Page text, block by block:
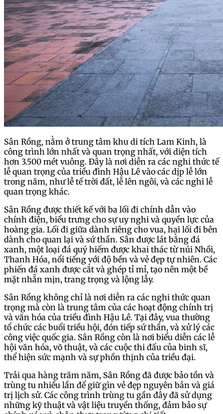
Sân Rồng, nằm ở trung tâm khu di tích Lam Kinh, là
công trình lớn nhất và quan trọng nhất, với diện tích
hơn 3.500 mét vuông. Đây là nơi diễn ra các nghi thức tế
lễ quan trọng của triều đình Hậu Lê vào các dịp lễ lớn
trong năm, như lễ tế trời đất, lễ lên ngôi, và các nghi lễ
quan trọng khác.
Sân Rồng được thiết kế với ba lối đi chính dẫn vào
chính điện, biểu trưng cho sự uy nghi và quyền lực của
hoàng gia. Lối đi giữa dành riêng cho vua, hai lối đi bên
dành cho quan lại và sứ thần. Sân được lát bằng đá
xanh, một loại đá quý hiếm được khai thác từ núi Nhồi,
Thanh Hóa, nổi tiếng với độ bền và vẻ đẹp tự nhiên. Các
phiến đá xanh được cắt và ghép tỉ mỉ, tạo nên một bề
mặt nhẵn mịn, trang trọng và lộng lẫy.
Sân Rồng không chỉ là nơi diễn ra các nghi thức quan
trọng mà còn là trung tâm của các hoạt động chính trị
và văn hóa của triều đình Hậu Lê. Tại đây, vua thường
tổ chức các buổi triều hội, đón tiếp sứ thần, và xử lý các
công việc quốc gia. Sân Rồng còn là nơi biểu diễn các lễ
hội văn hóa, võ thuật, và các cuộc thi đấu của binh sĩ,
thể hiện sức mạnh và sự phồn thịnh của triều đại.
Trải qua hàng trăm năm, Sân Rồng đã được bảo tồn và
trùng tu nhiều lần để giữ gìn vẻ đẹp nguyên bản và giá
trị lịch sử. Các công trình trùng tu gần đây đã sử dụng
những kỹ thuật và vật liệu truyền thống, đảm bảo sự